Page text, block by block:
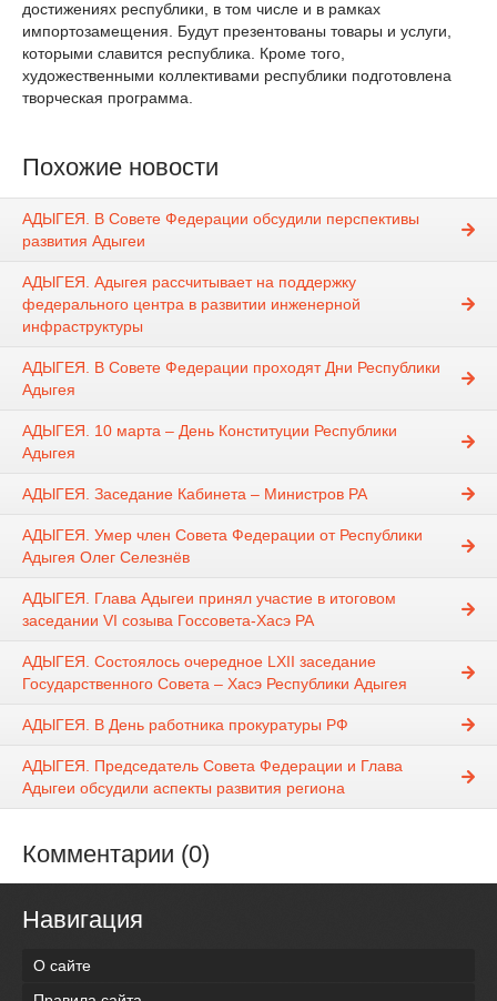
достижениях республики, в том числе и в рамках
импортозамещения. Будут презентованы товары и услуги,
которыми славится республика. Кроме того,
художественными коллективами республики подготовлена
творческая программа.
Похожие новости
АДЫГЕЯ. В Совете Федерации обсудили перспективы
развития Адыгеи
АДЫГЕЯ. Адыгея рассчитывает на поддержку
федерального центра в развитии инженерной
инфраструктуры
АДЫГЕЯ. В Совете Федерации проходят Дни Республики
Адыгея
АДЫГЕЯ. 10 марта – День Конституции Республики
Адыгея
АДЫГЕЯ. Заседание Кабинета – Министров РА
АДЫГЕЯ. Умер член Совета Федерации от Республики
Адыгея Олег Селезнёв
АДЫГЕЯ. Глава Адыгеи принял участие в итоговом
заседании VI созыва Госсовета-Хасэ РА
АДЫГЕЯ. Состоялось очередное LXII заседание
Государственного Совета – Хасэ Республики Адыгея
АДЫГЕЯ. В День работника прокуратуры РФ
АДЫГЕЯ. Председатель Совета Федерации и Глава
Адыгеи обсудили аспекты развития региона
Комментарии (0)
Навигация
О сайте